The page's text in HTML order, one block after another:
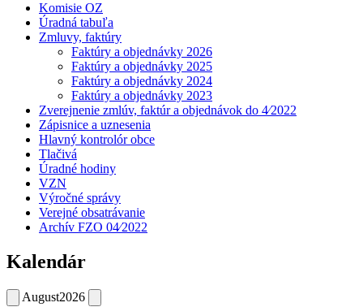
Komisie OZ
Úradná tabuľa
Zmluvy, faktúry
Faktúry a objednávky 2026
Faktúry a objednávky 2025
Faktúry a objednávky 2024
Faktúry a objednávky 2023
Zverejnenie zmlúv, faktúr a objednávok do 4⁄2022
Zápisnice a uznesenia
Hlavný kontrolór obce
Tlačivá
Úradné hodiny
VZN
Výročné správy
Verejné obsatrávanie
Archív FZO 04⁄2022
Kalendár
August2026